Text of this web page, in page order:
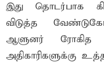
இது தொடர்பாக
விடுத்த
ஆளுனர் ரோகித
அதிகாரிகளுக்கு